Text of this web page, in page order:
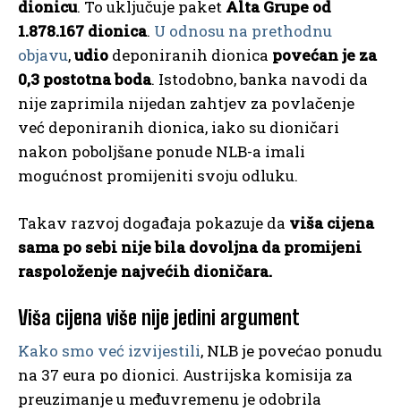
dionicu. To uključuje paket Alta Grupe od
1.878.167 dionica. U odnosu na prethodnu
objavu,udio deponiranih dionica povećan je za
0,3 postotna boda. Istodobno, banka navodi da
nije zaprimila nijedan zahtjev za povlačenje
već deponiranih dionica, iako su dioničari
nakon poboljšane ponude NLB-a imali
mogućnost promijeniti svoju odluku.
Takav razvoj događaja pokazuje da viša cijena
sama po sebi nije bila dovoljna da promijeni
raspoloženje najvećih dioničara.
Viša cijena više nije jedini argument
Kako smo već izvijestili, NLB je povećao ponudu
na 37 eura po dionici. Austrijska komisija za
preuzimanje u međuvremenu je odobrila